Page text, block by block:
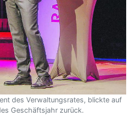
des Verwaltungsrates, blickte auf
Geschäftsjahr zurück.